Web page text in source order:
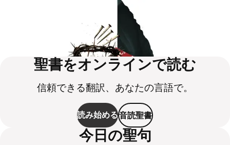
聖書をオンラインで読む
信頼できる翻訳、あなたの言語で。
読み始める音読聖書
今日の聖句